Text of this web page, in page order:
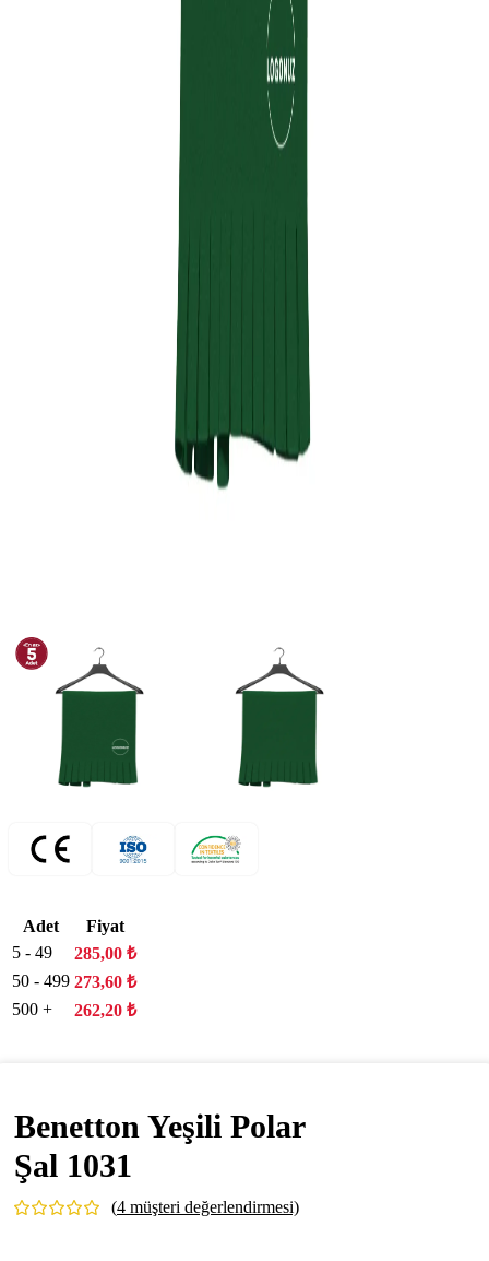
Adet
Fiyat
5 - 49
285,00 ₺
50 - 499 273,60 ₺
500 +
262,20 ₺
Benetton Yeşili Polar
Şal 1031
(4 müşteri değerlendirmesi)